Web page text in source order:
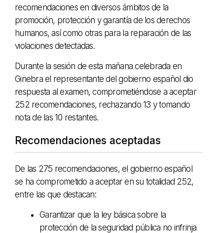
recomendaciones en diversos ámbitos de la
promoción, protección y garantía de los derechos
humanos, así como otras para la reparación de las
violaciones detectadas.
Durante la sesión de esta mañana celebrada en
Ginebra el representante del gobierno español dio
respuesta al examen, comprometiéndose a aceptar
252 recomendaciones, rechazando 13 y tomando
nota de las 10 restantes.
Recomendaciones aceptadas
De las 275 recomendaciones, el gobierno español
se ha comprometido a aceptar en su totalidad 252,
entre las que destacan:
Garantizar que la ley básica sobre la
protección de la seguridad pública no infrinja